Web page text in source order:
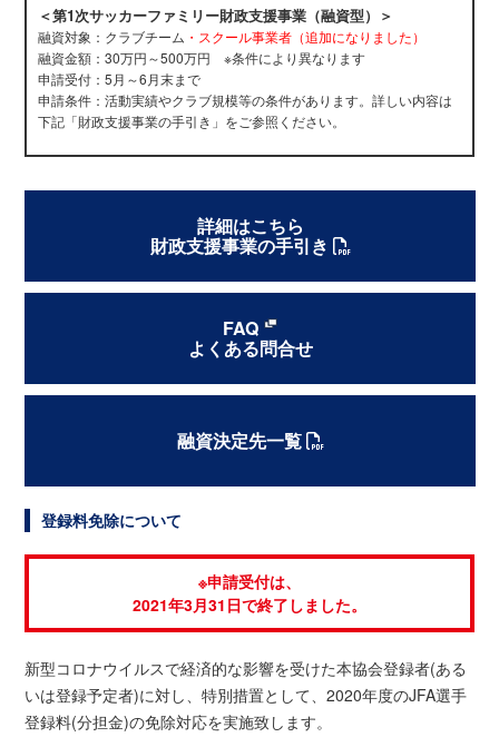
＜第1次サッカーファミリー財政支援事業（融資型）＞
融資対象：クラブチーム ・スクール事業者（追加になりました）
融資金額：30万円～500万円 ※条件により異なります
申請受付：5月～6月末まで
申請条件：活動実績やクラブ規模等の条件があります。詳しい内容は
下記「財政支援事業の手引き」をご参照ください。
詳細はこちら
財政支援事業の手引き
FAQ
よくある問合せ
融資決定先一覧
登録料免除について
※申請受付は、
2021年3月31日で終了しました。
新型コロナウイルスで経済的な影響を受けた本協会登録者(ある
いは登録予定者)に対し、特別措置として、2020年度のJFA選手
登録料(分担金)の免除対応を実施致します。